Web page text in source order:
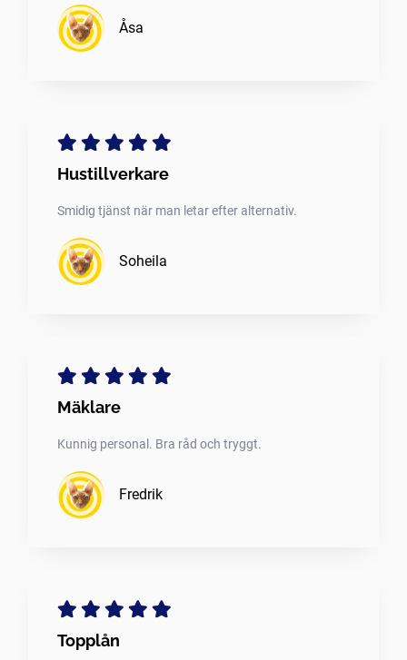
Åsa
Hustillverkare
Smidig tjänst när man letar efter alternativ.
Soheila
Mäklare
Kunnig personal. Bra råd och tryggt.
Fredrik
Topplån